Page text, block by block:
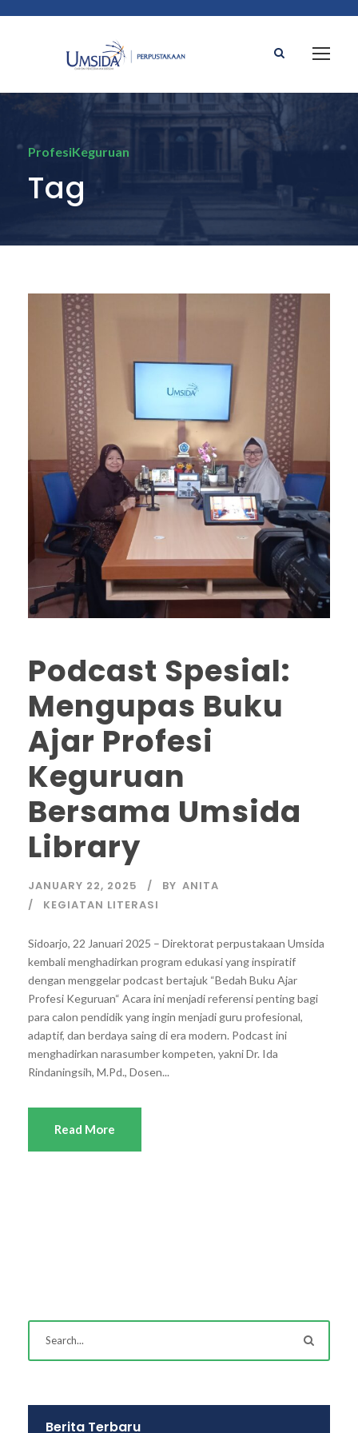
ProfesiKeguruan
Tag
Podcast Spesial:
Mengupas Buku
Ajar Profesi
Keguruan
Bersama Umsida
Library
JANUARY 22, 2025 BY ANITA
KEGIATAN LITERASI
Sidoarjo, 22 Januari 2025 – Direktorat perpustakaan Umsida
kembali menghadirkan program edukasi yang inspiratif
dengan menggelar podcast bertajuk “Bedah Buku Ajar
Profesi Keguruan“ Acara ini menjadi referensi penting bagi
para calon pendidik yang ingin menjadi guru profesional,
adaptif, dan berdaya saing di era modern. Podcast ini
menghadirkan narasumber kompeten, yakni Dr. Ida
Rindaningsih, M.Pd., Dosen...
Read More
Berita Terbaru